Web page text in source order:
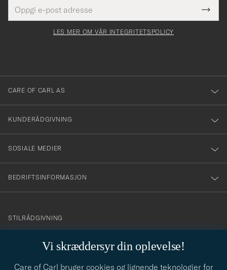
Vi skræddersyr din oplevelse!
Care of Carl bruger cookies og lignende teknologier for
postadresse
felt
Tack
för
dig
till
vårt
nyhetsbrev!
LES MER OM VÅR INTEGRITETSPOLICY
CARE OF CARL AS
KUNDERÅDGIVNING
SOSIALE MEDIER
BEDRIFTSINFORMASJON
info@careofcarl.no
STILRÅDGIVNING
STILRÅDGIVNING